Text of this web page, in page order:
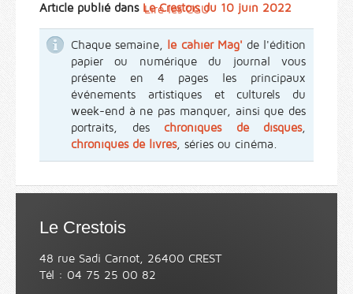
Article publié dans Le Crestois du 10 juin 2022
Chaque semaine, le cahier Mag' de l'édition
papier ou numérique du journal vous
présente en 4 pages les principaux
événements artistiques et culturels du
week-end à ne pas manquer, ainsi que des
portraits, des chroniques de disques,
chroniques de livres, séries ou cinéma.
Le Crestois
48 rue Sadi Carnot, 26400 CREST
Tél : 04 75 25 00 82
Lire les CGU